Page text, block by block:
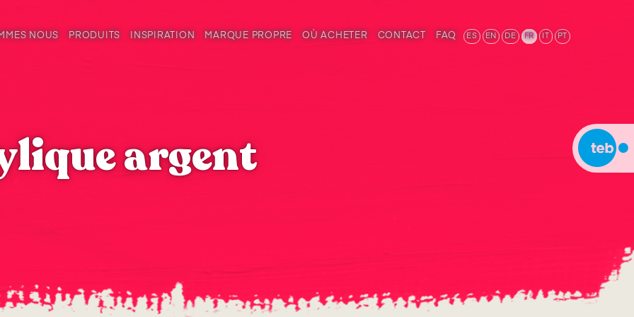
NOUS PRODUITS INSPIRATION MARQUE PROPRE OÙ ACHETER CONTACT FAQ ES EN DE FR IT PT
argent